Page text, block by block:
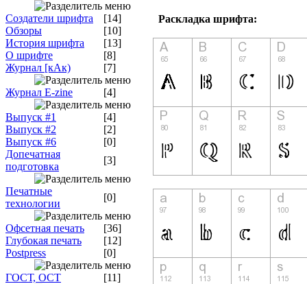
Создатели шрифта
[14]
Обзоры
[10]
История шрифта
[13]
О шрифте
[8]
Журнал [кАк)
[7]
Журнал E-zine [4]
Выпуск #1
[4]
Выпуск #2
[2]
Выпуск #6
[0]
Допечатная
подготовка
[3]
Печатные
технологии
[0]
Офсетная печать
[36]
Глубокая печать
[12]
Postpress
[0]
ГОСТ, ОСТ [11]
Раскладка шрифта: